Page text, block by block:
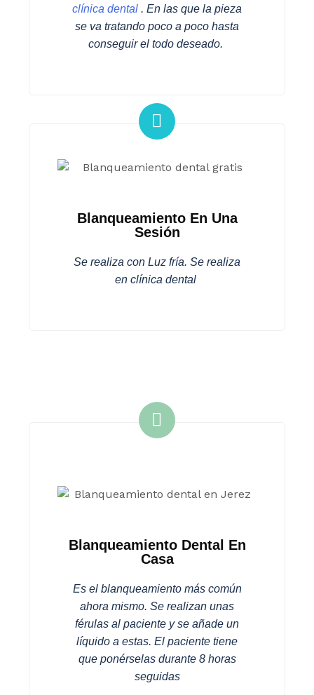
clínica dental . En las que la pieza
se va tratando poco a poco hasta
conseguir el todo deseado.
Blanqueamiento En Una
Sesión
Se realiza con Luz fría. Se realiza
en clínica dental
Blanqueamiento Dental En
Casa
Es el blanqueamiento más común
ahora mismo. Se realizan unas
férulas al paciente y se añade un
líquido a estas. El paciente tiene
que ponérselas durante 8 horas
seguidas